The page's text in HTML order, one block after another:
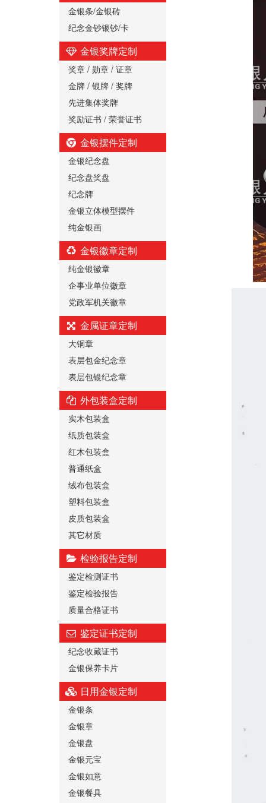
金银条/金银砖
纪念金钞银钞/卡
金银奖牌定制
奖章 / 勋章 / 证章
金牌 / 银牌 / 奖牌
先进集体奖牌
奖励证书 / 荣誉证书
金银摆件定制
金银纪念盘
纪念盘奖盘
纪念牌
金银立体模型摆件
纯金银画
金银徽章定制
纯金银徽章
企事业单位徽章
党政军机关徽章
金属证章定制
大铜章
表层包金纪念章
表层包银纪念章
外包装盒定制
实木包装盒
纸质包装盒
红木包装盒
普通纸盒
绒布包装盒
塑料包装盒
皮质包装盒
其它材质
检验报告定制
鉴定检测证书
鉴定检验报告
质量合格证书
鉴定证书定制
纪念收藏证书
金银保养卡片
日用金银定制
金银条
金银章
金银盘
金银元宝
金银如意
金银餐具